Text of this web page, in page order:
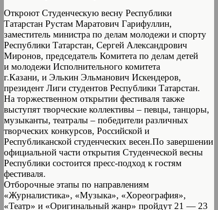
Откроют Студенческую весну Республики
Татарстан Рустам Маратович Гарифуллин,
заместитель министра по делам молодежи и спорту
Республики Татарстан, Сергей Александрович
Миронов, председатель Комитета по делам детей
и молодежи Исполнительного комитета
г.Казани, и Элькин Эльманович Искендеров,
президент Лиги студентов Республики Татарстан.
На торжественном открытии фестиваля также
выступят творческие коллективы – певцы, танцоры,
музыканты, театралы – победители различных
творческих конкурсов, Российской и
Республиканской студенческих весен.По завершении
официальной части открытия Студенческой весны
Республики состоится пресс-подход к гостям
фестиваля.
Отборочные этапы по направлениям
«Журналистика», «Музыка», «Хореография»,
«Театр» и «Оригинальный жанр» пройдут 21 — 23